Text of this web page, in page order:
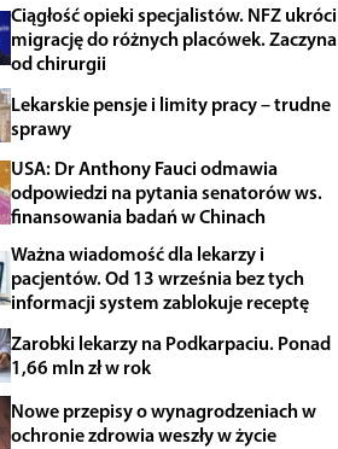
Ciągłość opieki specjalistów. NFZ ukróci
migrację do różnych placówek. Zaczyna
od chirurgii
Lekarskie pensje i limity pracy – trudne
sprawy
USA: Dr Anthony Fauci odmawia
odpowiedzi na pytania senatorów ws.
finansowania badań w Chinach
Ważna wiadomość dla lekarzy i
pacjentów. Od 13 września bez tych
informacji system zablokuje receptę
Zarobki lekarzy na Podkarpaciu. Ponad
1,66 mln zł w rok
Nowe przepisy o wynagrodzeniach w
ochronie zdrowia weszły w życie